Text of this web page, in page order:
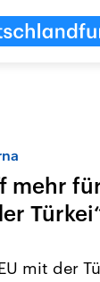
mehr
mit der